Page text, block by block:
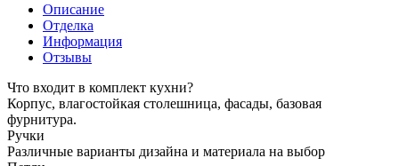
Описание
Отделка
Информация
Отзывы
Что входит в комплект кухни?
Корпус, влагостойкая столешница, фасады, базовая
фурнитура.
Ручки
Различные варианты дизайна и материала на выбор